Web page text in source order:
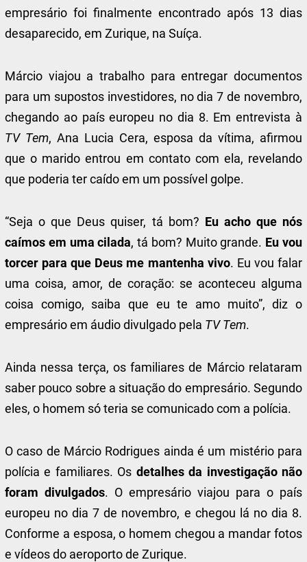
empresário foi finalmente encontrado após 13 dias
desaparecido, em Zurique, na Suíça.
Márcio viajou a trabalho para entregar documentos
para um supostos investidores, no dia 7 de novembro,
chegando ao país europeu no dia 8. Em entrevista à
TV Tem, Ana Lucia Cera, esposa da vítima, afirmou
que o marido entrou em contato com ela, revelando
que poderia ter caído em um possível golpe.
“Seja o que Deus quiser, tá bom? Eu acho que nós
caímos em uma cilada, tá bom? Muito grande. Eu vou
torcer para que Deus me mantenha vivo. Eu vou falar
uma coisa, amor, de coração: se aconteceu alguma
coisa comigo, saiba que eu te amo muito”, diz o
empresário em áudio divulgado pela TV Tem.
Ainda nessa terça, os familiares de Márcio relataram
saber pouco sobre a situação do empresário. Segundo
eles, o homem só teria se comunicado com a polícia.
O caso de Márcio Rodrigues ainda é um mistério para
polícia e familiares. Os detalhes da investigação não
foram divulgados. O empresário viajou para o país
europeu no dia 7 de novembro, e chegou lá no dia 8.
Conforme a esposa, o homem chegou a mandar fotos
e vídeos do aeroporto de Zurique.